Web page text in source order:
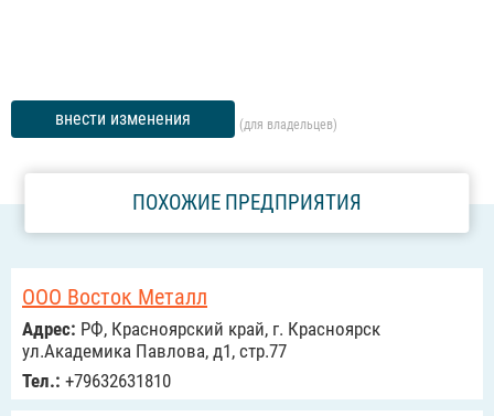
внести изменения (для владельцев)
ПОХОЖИЕ ПРЕДПРИЯТИЯ
ООО Восток Металл
Адрес: РФ, Красноярский край, г. Красноярск
ул.Академика Павлова, д1, стр.77
Тел.: +79632631810